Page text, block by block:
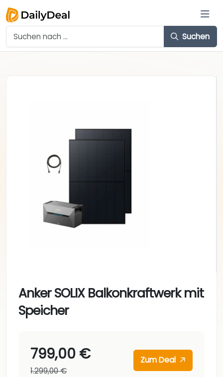
Suchen
Anker SOLIX Balkonkraftwerk mit
Speicher
799,00 €
1.299,00 €
Zum Deal